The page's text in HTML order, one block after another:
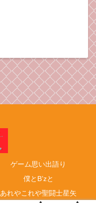
ゲーム思い出語り
僕とB’zと
あれやこれや聖闘士星矢